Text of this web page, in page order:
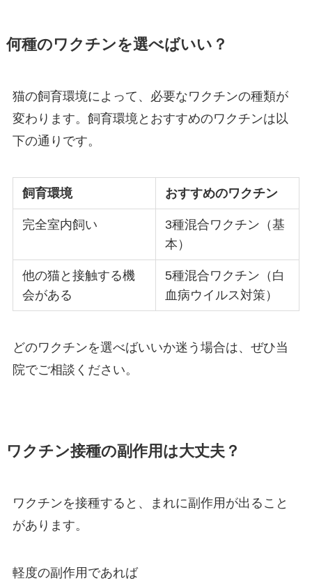
何種のワクチンを選べばいい？
猫の飼育環境によって、必要なワクチンの種類が
変わります。飼育環境とおすすめのワクチンは以
下の通りです。
飼育環境 おすすめのワクチン
完全室内飼い
3種混合ワクチン（基
本）
他の猫と接触する機
会がある
5種混合ワクチン（白
血病ウイルス対策）
どのワクチンを選べばいいか迷う場合は、ぜひ当
院でご相談ください。
ワクチン接種の副作用は大丈夫？
ワクチンを接種すると、まれに副作用が出ること
があります。
軽度の副作用であれば